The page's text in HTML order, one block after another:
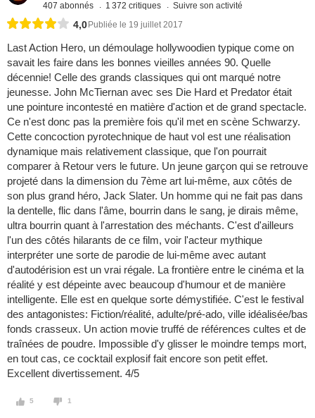
407 abonnés 1 372 critiques Suivre son activité
4,0 Publiée le 19 juillet 2017
Last Action Hero, un démoulage hollywoodien typique come on
savait les faire dans les bonnes vieilles années 90. Quelle
décennie! Celle des grands classiques qui ont marqué notre
jeunesse. John McTiernan avec ses Die Hard et Predator était
une pointure incontesté en matière d'action et de grand spectacle.
Ce n'est donc pas la première fois qu'il met en scène Schwarzy.
Cette concoction pyrotechnique de haut vol est une réalisation
dynamique mais relativement classique, que l'on pourrait
comparer à Retour vers le future. Un jeune garçon qui se retrouve
projeté dans la dimension du 7ème art lui-même, aux côtés de
son plus grand héro, Jack Slater. Un homme qui ne fait pas dans
la dentelle, flic dans l'âme, bourrin dans le sang, je dirais même,
ultra bourrin quant à l'arrestation des méchants. C'est d'ailleurs
l'un des côtés hilarants de ce film, voir l'acteur mythique
interpréter une sorte de parodie de lui-même avec autant
d'autodérision est un vrai régale. La frontière entre le cinéma et la
réalité y est dépeinte avec beaucoup d'humour et de manière
intelligente. Elle est en quelque sorte démystifiée. C'est le festival
des antagonistes: Fiction/réalité, adulte/pré-ado, ville idéalisée/bas
fonds crasseux. Un action movie truffé de références cultes et de
traînées de poudre. Impossible d'y glisser le moindre temps mort,
en tout cas, ce cocktail explosif fait encore son petit effet.
Excellent divertissement. 4/5
5 1